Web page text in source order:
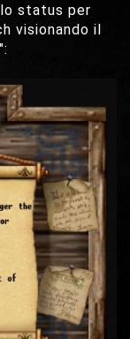
status per
visionando il